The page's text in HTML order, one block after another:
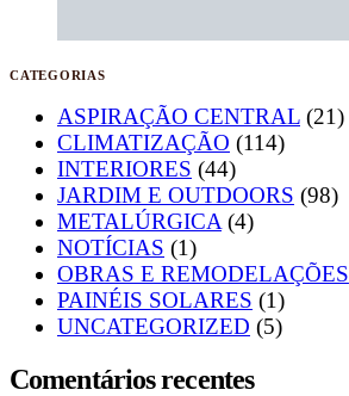
CATEGORIAS
ASPIRAÇÃO CENTRAL (21)
CLIMATIZAÇÃO (114)
INTERIORES (44)
JARDIM E OUTDOORS (98)
METALÚRGICA (4)
NOTÍCIAS (1)
OBRAS E REMODELAÇÕES
PAINÉIS SOLARES (1)
UNCATEGORIZED (5)
Comentários recentes